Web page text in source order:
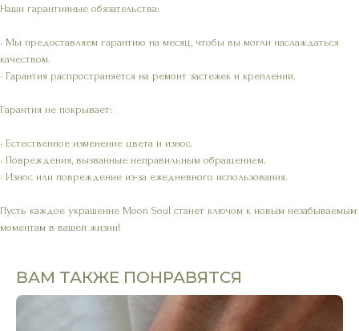
Наши гарантийные обязательства:
• Мы предоставляем гарантию на месяц, чтобы вы могли наслаждаться
качеством.
• Гарантия распространяется на ремонт застежек и креплений.
Гарантия не покрывает:
• Естественное изменение цвета и износ.
• Повреждения, вызванные неправильным обращением.
• Износ или повреждение из-за ежедневного использования.
Пусть каждое украшение Moon Soul станет ключом к новым незабываемым
моментам в вашей жизни!
ВАМ ТАКЖЕ ПОНРАВЯТСЯ